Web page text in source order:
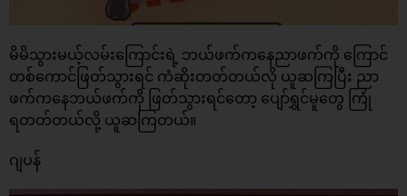
မိမိသွားမယ့်လမ်းကြောင်းရဲ့ ဘယ်ဖက်ကနေညာဖက်ကို ကြောင်
တစ်ကောင်ဖြတ်သွားရင် ကံဆိုးတတ်တယ်လို ယူဆကြပြီး ညာ
ဖက်ကနေဘယ်ဖက်ကို ဖြတ်သွားရင်တော့ ပျော်ရွှင်မူတွေ ကြုံ
ရတတ်တယ်လို့ ယူဆကြတယ်။
ဂျပန်